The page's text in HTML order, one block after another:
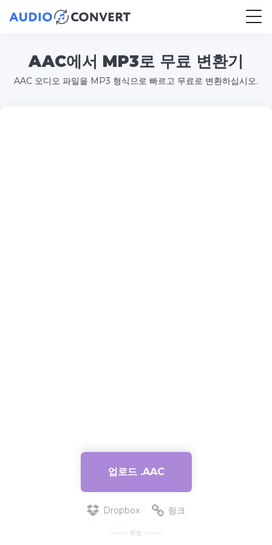
AAC에서 MP3로 무료 변환기
AAC 오디오 파일을 MP3 형식으로 빠르고 무료로 변환하십시오.
업로드 .AAC
Dropbox 링크
또는